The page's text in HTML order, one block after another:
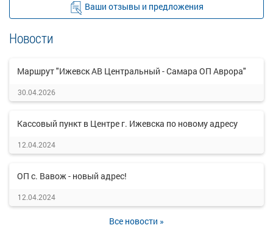
Ваши отзывы и предложения
Новости
Маршрут "Ижевск АВ Центральный - Самара ОП Аврора"
30.04.2026
Кассовый пункт в Центре г. Ижевска по новому адресу
12.04.2024
ОП с. Вавож - новый адрес!
12.04.2024
Все новости »